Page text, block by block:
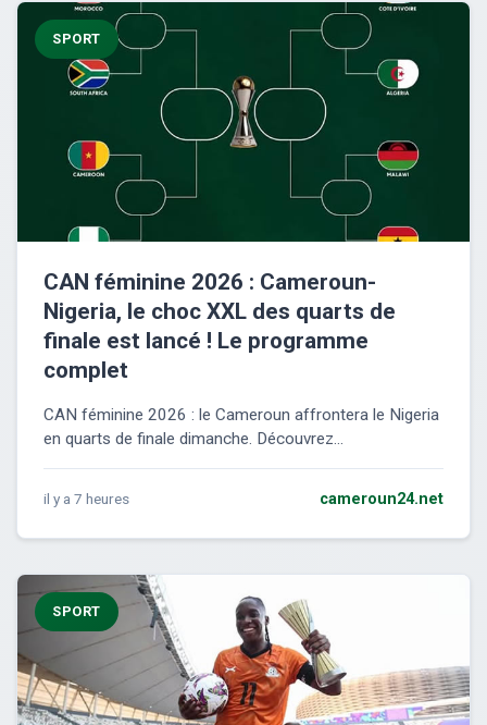
SPORT
CAN féminine 2026 : Cameroun-
Nigeria, le choc XXL des quarts de
finale est lancé ! Le programme
complet
CAN féminine 2026 : le Cameroun affrontera le Nigeria
en quarts de finale dimanche. Découvrez...
il y a 7 heures cameroun24.net
SPORT